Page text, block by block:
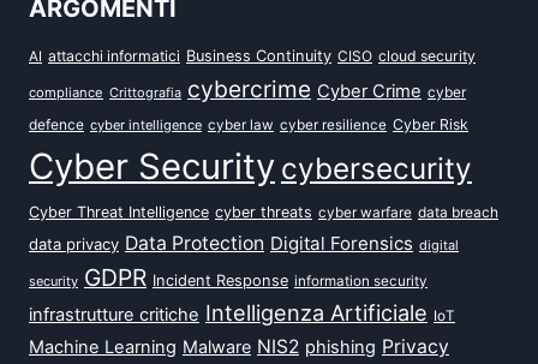
ARGOMENTI
AI attacchi informatici Business Continuity CISO cloud security
compliance Crittografia cybercrime Cyber Crime cyber
defence cyber intelligence cyber law cyber resilience Cyber Risk
Cyber Security cybersecurity
Cyber Threat Intelligence cyber threats cyber warfare data breach
data privacy Data Protection Digital Forensics digital
security GDPR Incident Response information security
infrastrutture critiche Intelligenza Artificiale IoT
Machine Learning Malware NIS2 phishing Privacy